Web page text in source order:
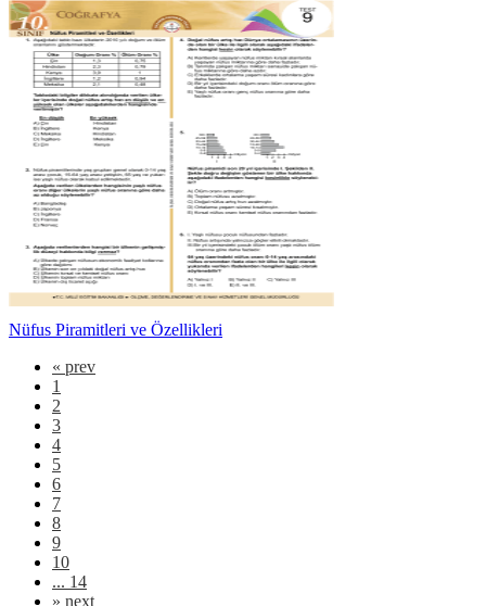
Nüfus Piramitleri ve Özellikleri
« prev
1
2
3
4
5
6
7
8
9
10
... 14
» next